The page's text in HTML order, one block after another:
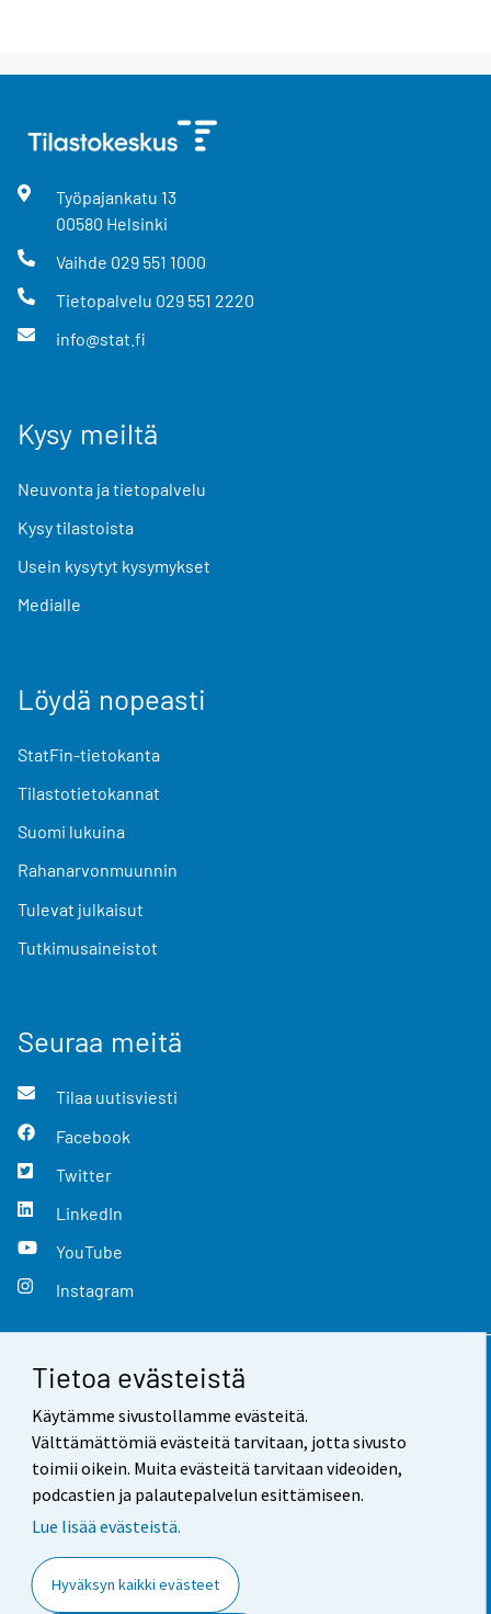
Tietoa evästeistä
Käytämme sivustollamme evästeitä.
Välttämättömiä evästeitä tarvitaan, jotta sivusto
toimii oikein. Muita evästeitä tarvitaan videoiden,
podcastien ja palautepalvelun esittämiseen.
Lue lisää evästeistä.
Hyväksyn kaikki evästeet
Työpajankatu 13
00580 Helsinki
Vaihde 029 551 1000
Tietopalvelu 029 551 2220
info@stat.fi
Kysy meiltä
Neuvonta ja tietopalvelu
Kysy tilastoista
Usein kysytyt kysymykset
Medialle
Löydä nopeasti
StatFin-tietokanta
Tilastotietokannat
Suomi lukuina
Rahanarvonmuunnin
Tulevat julkaisut
Tutkimusaineistot
Seuraa meitä
Tilaa uutisviesti
Facebook
Twitter
LinkedIn
YouTube
Instagram
Yhteystiedot
Palaute
Käyttöehdot
Saavutettavuus
Tietoa sivustosta